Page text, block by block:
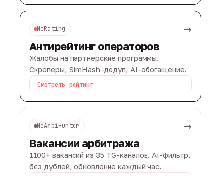
NeRating →
Антирейтинг операторов
Жалобы на партнёрские программы.
Скреперы, SimHash-дедуп, AI-обогащение.
Смотреть рейтинг
NeArbiHunter →
Вакансии арбитража
1100+ вакансий из 35 TG-каналов. AI-фильтр,
без дублей, обновление каждый час.